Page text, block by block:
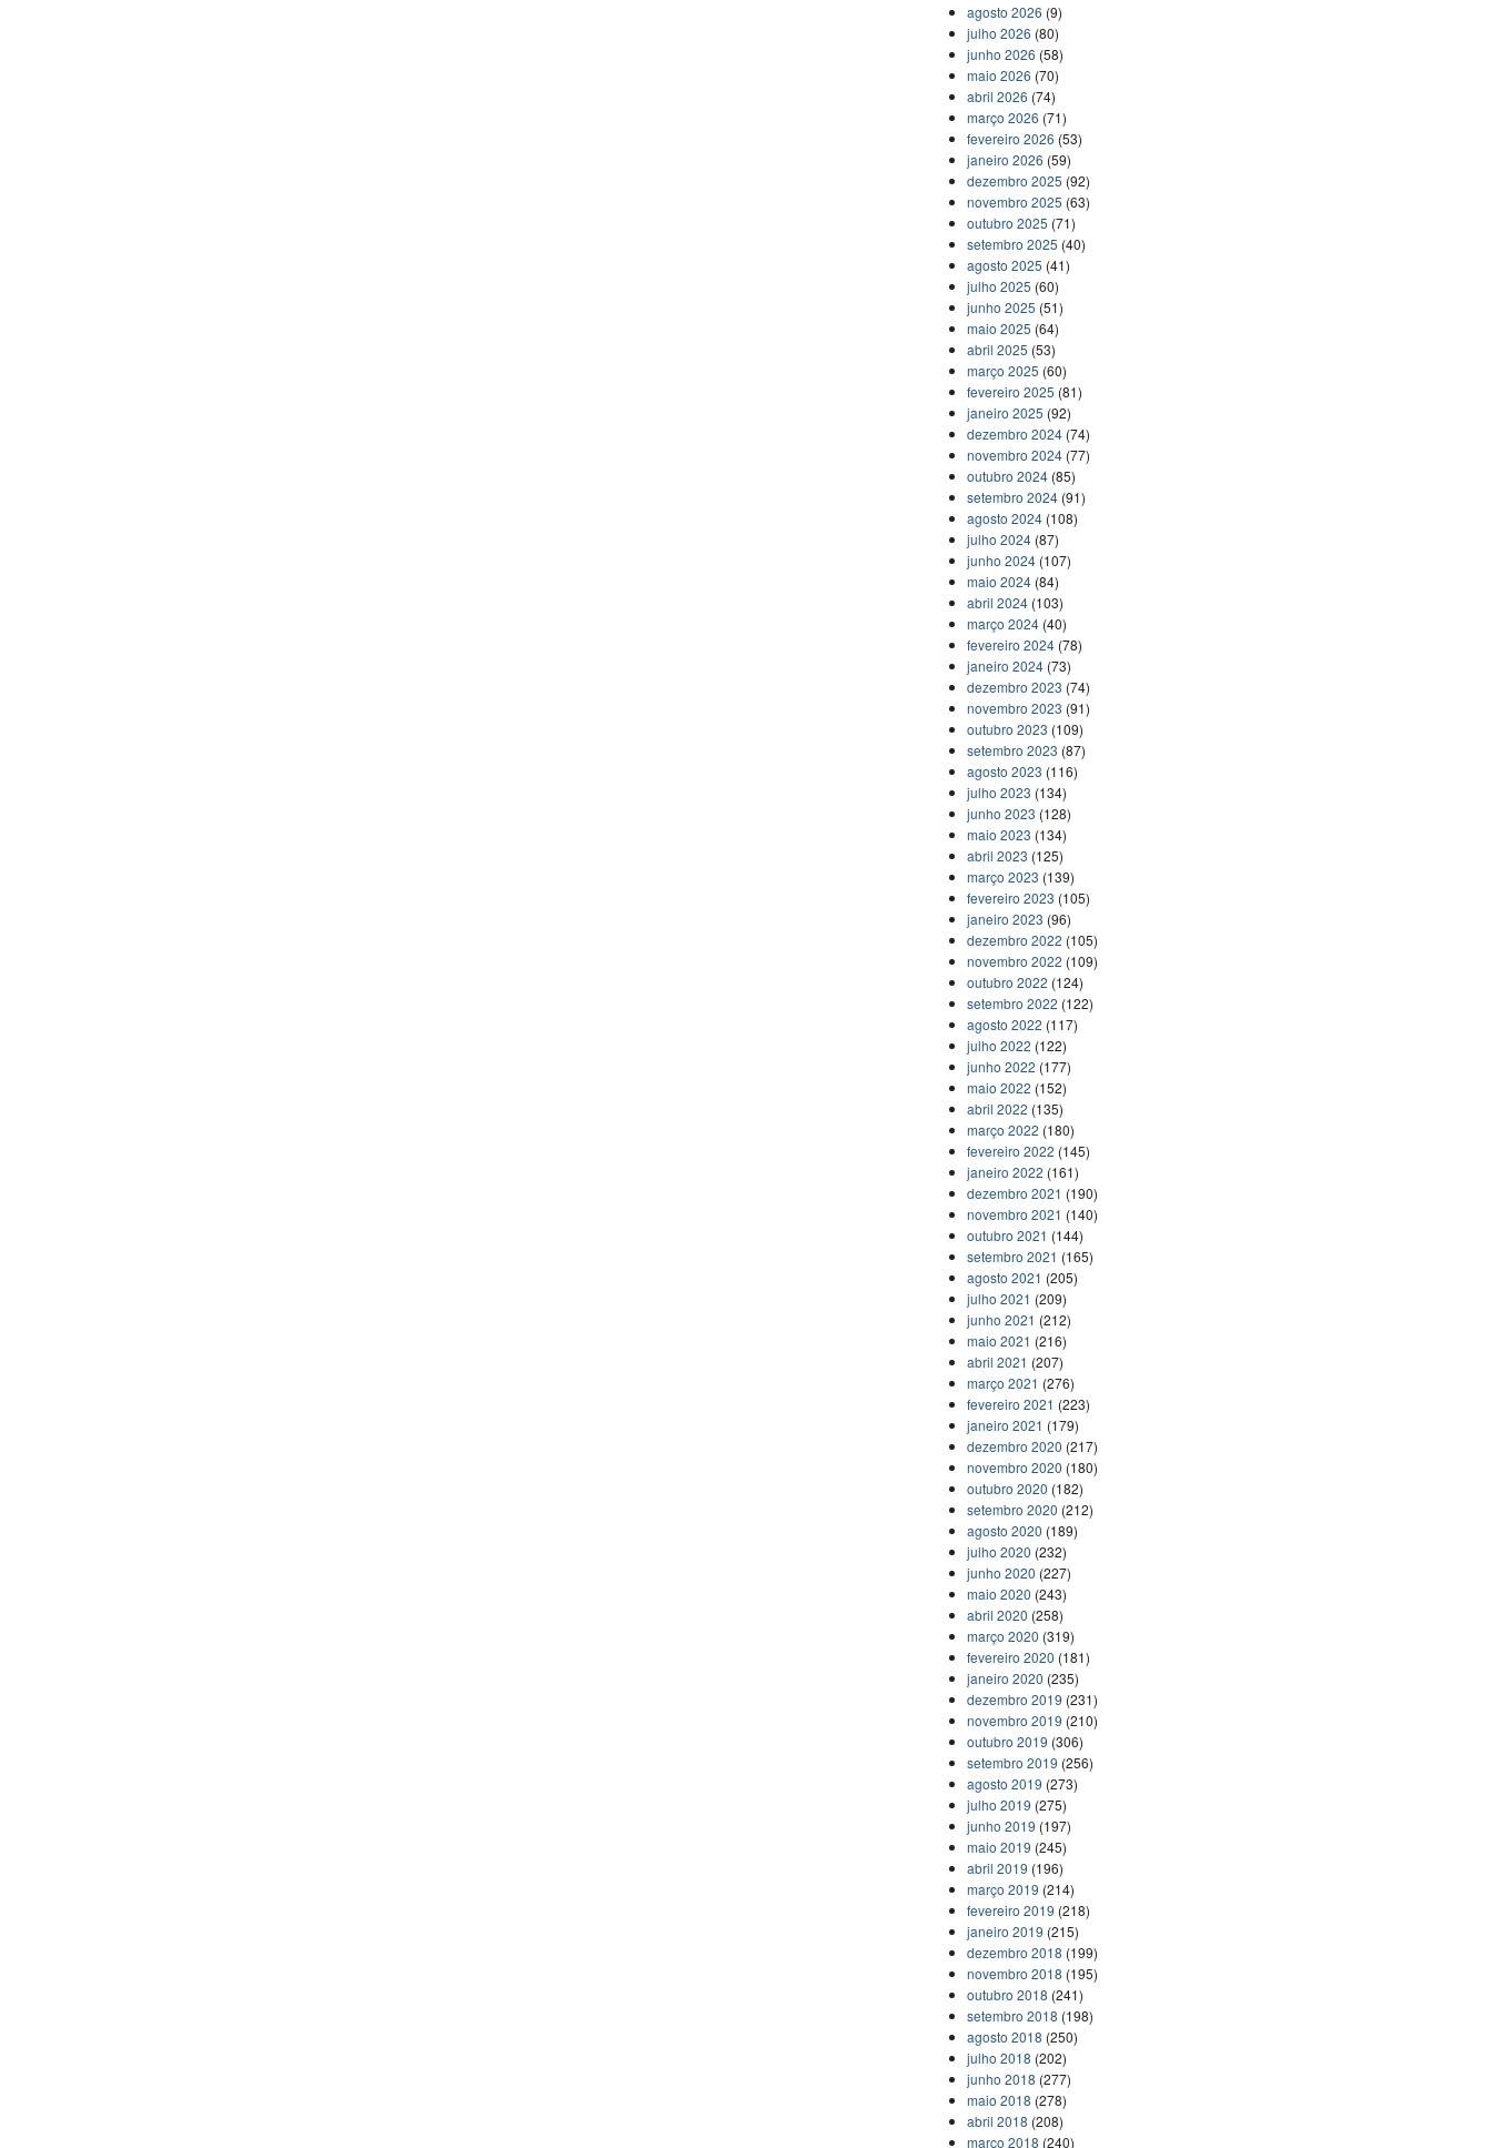
agosto 2026 (9)
julho 2026 (80)
junho 2026 (58)
maio 2026 (70)
abril 2026 (74)
março 2026 (71)
fevereiro 2026 (53)
janeiro 2026 (59)
dezembro 2025 (92)
novembro 2025 (63)
outubro 2025 (71)
setembro 2025 (40)
agosto 2025 (41)
julho 2025 (60)
junho 2025 (51)
maio 2025 (64)
abril 2025 (53)
março 2025 (60)
fevereiro 2025 (81)
janeiro 2025 (92)
dezembro 2024 (74)
novembro 2024 (77)
outubro 2024 (85)
setembro 2024 (91)
agosto 2024 (108)
julho 2024 (87)
junho 2024 (107)
maio 2024 (84)
abril 2024 (103)
março 2024 (40)
fevereiro 2024 (78)
janeiro 2024 (73)
dezembro 2023 (74)
novembro 2023 (91)
outubro 2023 (109)
setembro 2023 (87)
agosto 2023 (116)
julho 2023 (134)
junho 2023 (128)
maio 2023 (134)
abril 2023 (125)
março 2023 (139)
fevereiro 2023 (105)
janeiro 2023 (96)
dezembro 2022 (105)
novembro 2022 (109)
outubro 2022 (124)
setembro 2022 (122)
agosto 2022 (117)
julho 2022 (122)
junho 2022 (177)
maio 2022 (152)
abril 2022 (135)
março 2022 (180)
fevereiro 2022 (145)
janeiro 2022 (161)
dezembro 2021 (190)
novembro 2021 (140)
outubro 2021 (144)
setembro 2021 (165)
agosto 2021 (205)
julho 2021 (209)
junho 2021 (212)
maio 2021 (216)
abril 2021 (207)
março 2021 (276)
fevereiro 2021 (223)
janeiro 2021 (179)
dezembro 2020 (217)
novembro 2020 (180)
outubro 2020 (182)
setembro 2020 (212)
agosto 2020 (189)
julho 2020 (232)
junho 2020 (227)
maio 2020 (243)
abril 2020 (258)
março 2020 (319)
fevereiro 2020 (181)
janeiro 2020 (235)
dezembro 2019 (231)
novembro 2019 (210)
outubro 2019 (306)
setembro 2019 (256)
agosto 2019 (273)
julho 2019 (275)
junho 2019 (197)
maio 2019 (245)
abril 2019 (196)
março 2019 (214)
fevereiro 2019 (218)
janeiro 2019 (215)
dezembro 2018 (199)
novembro 2018 (195)
outubro 2018 (241)
setembro 2018 (198)
agosto 2018 (250)
julho 2018 (202)
junho 2018 (277)
maio 2018 (278)
abril 2018 (208)
março 2018 (240)